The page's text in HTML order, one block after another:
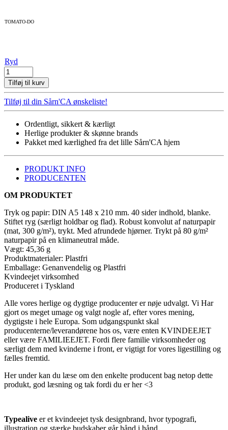
TOMATO-DO
Ryd
NOTESHÆFTE
-
FLERE
VARIANTER
antal
Tilføj til kurv
Tilføj til din Sårn'CA ønskeliste!
Ordentligt, sikkert & kærligt
Herlige produkter & skønne brands
Pakket med kærlighed fra det lille Sårn'CA hjem
PRODUKT INFO
PRODUCENTEN
OM PRODUKTET
Tryk og papir: DIN A5 148 x 210 mm. 40 sider indhold, blanke.
Stiftet ryg (særligt holdbar og flad). Robust konvolut af naturpapir
(mat, 300 g/m²), trykt. Med afrundede hjørner. Trykt på 80 g/m²
naturpapir på en klimaneutral måde.
Vægt: 45,36 g
Produktmaterialer: Plastfri
Emballage: Genanvendelig og Plastfri
Kvindeejet virksomhed
Produceret i Tyskland
Alle vores herlige og dygtige producenter er nøje udvalgt. Vi Har
gjort os meget umage og valgt nogle af, efter vores mening,
dygtigste i hele Europa. Som udgangspunkt skal
producenterne/leverandørene hos os, være enten KVINDEEJET
eller være FAMILIEEJET. Fordi flere familie virksomheder og
særligt dem med kvinderne i front, er vigtigt for vores ligestilling og
fælles fremtid.
Her under kan du læse om den enkelte producent bag netop dette
produkt, god læsning og tak fordi du er her <3
Typealive er et kvindeejet tysk designbrand, hvor typografi,